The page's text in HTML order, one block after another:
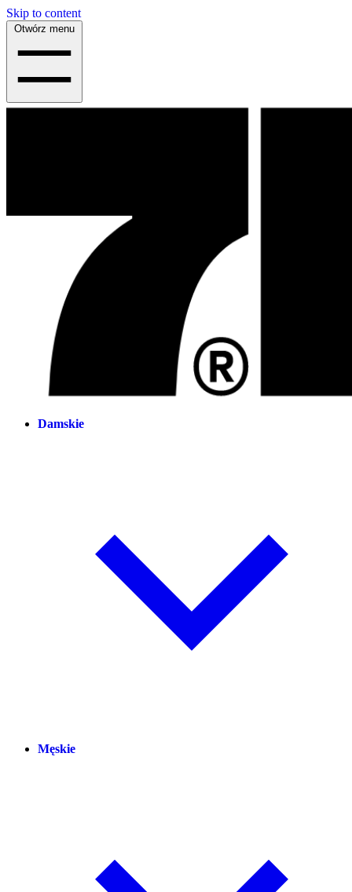
Skip to content
Otwórz menu
Damskie
Męskie